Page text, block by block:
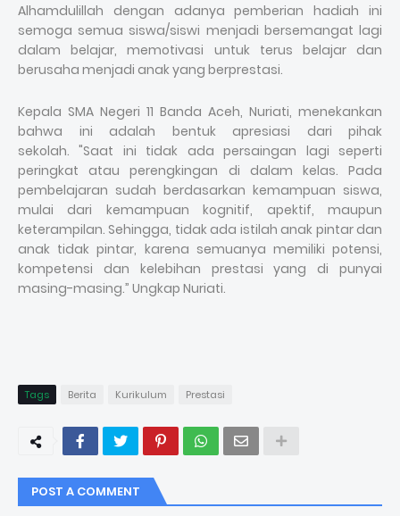
Alhamdulillah dengan adanya pemberian hadiah ini
semoga semua siswa/siswi menjadi bersemangat lagi
dalam belajar, memotivasi untuk terus belajar dan
berusaha menjadi anak yang berprestasi.
Kepala SMA Negeri 11 Banda Aceh, Nuriati, menekankan
bahwa ini adalah bentuk apresiasi dari pihak
sekolah."Saat ini tidak ada persaingan lagi seperti
peringkat atau perengkingan di dalam kelas. Pada
pembelajaran sudah berdasarkan kemampuan siswa,
mulai dari kemampuan kognitif, apektif, maupun
keterampilan. Sehingga, tidak ada istilah anak pintar dan
anak tidak pintar, karena semuanya memiliki potensi,
kompetensi dan kelebihan prestasi yang di punyai
masing-masing.” Ungkap Nuriati.
Tags Berita Kurikulum Prestasi
POST A COMMENT